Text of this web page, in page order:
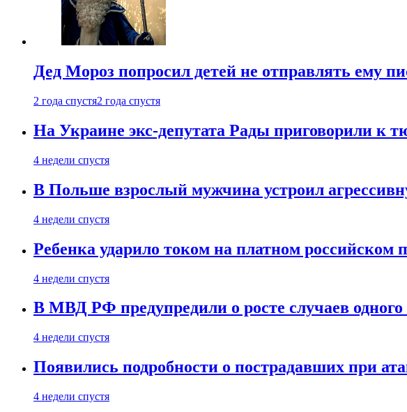
Дед Мороз попросил детей не отправлять ему
2 года спустя2 года спустя
На Украине экс-депутата Рады приговорили к
4 недели спустя
В Польше взрослый мужчина устроил
4 недели спустя
Ребенка ударило током на платном российском
4 недели спустя
В МВД РФ предупредили о росте случаев
4 недели спустя
Появились подробности о пострадавших при
4 недели спустя